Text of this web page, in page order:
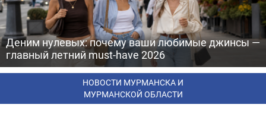
Деним нулевых: почему ваши любимые джинсы —
главный летний must-have 2026
НОВОСТИ МУРМАНСКА И
МУРМАНСКОЙ ОБЛАСТИ